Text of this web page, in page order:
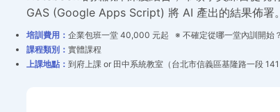
GAS (Google Apps Script) 將 AI 產出的結果佈署。
培訓費用： 企業包班一堂 40,000 元起 ※ 不確定從哪一堂內訓開始
課程類別： 實體課程
上課地點： 到府上課 or 田中系統教室（台北市信義區基隆路一段 141